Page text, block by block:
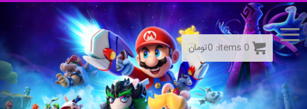
0
items:
0تومان